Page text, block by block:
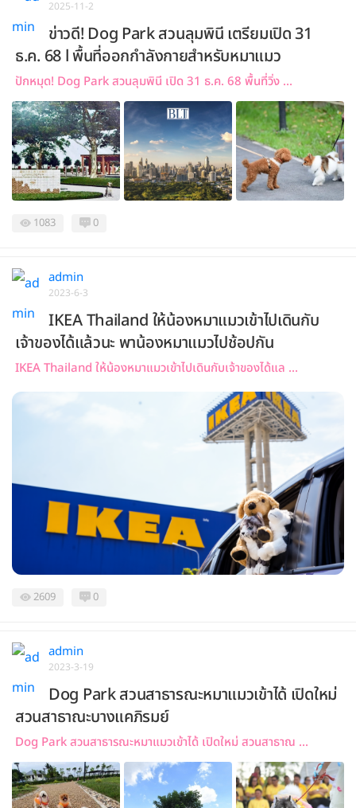
2025-11-2
ข่าวดี! Dog Park สวนลุมพินี เตรียมเปิด 31
ธ.ค. 68 l พื้นที่ออกกำลังกายสำหรับหมาแมว
ปักหมุด! Dog Park สวนลุมพินี เปิด 31 ธ.ค. 68 พื้นที่วิ่ง ...
1083 0
admin
2023-6-3
IKEA Thailand ให้น้องหมาแมวเข้าไปเดินกับ
เจ้าของได้แล้วนะ พาน้องหมาแมวไปช้อปกัน
IKEA Thailand ให้น้องหมาแมวเข้าไปเดินกับเจ้าของได้แล ...
2609 0
admin
2023-3-19
Dog Park สวนสาธารณะหมาแมวเข้าได้ เปิดใหม่
สวนสาธาณะบางแคภิรมย์
Dog Park สวนสาธารณะหมาแมวเข้าได้ เปิดใหม่ สวนสาธาณ ...